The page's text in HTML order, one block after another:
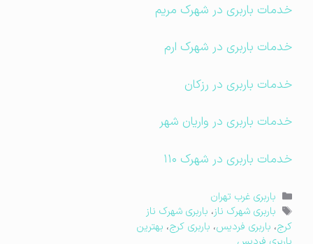
خدمات باربری در شهرک مریم
خدمات باربری در شهرک ارم
خدمات باربری در رزکان
خدمات باربری در واریان شهر
خدمات باربری در شهرک ۱۱۰
دسته‌ها
باربری غرب تهران
برچسب‌ها
باربری شهرک ناز،باربری شهرک ناز
باربری فردیس،باربری کرج، بهترین